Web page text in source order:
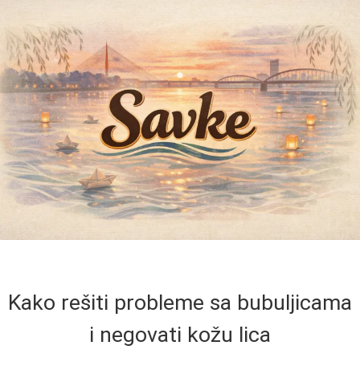
Kako rešiti probleme sa bubuljicama
i negovati kožu lica